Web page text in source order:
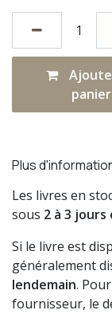
panier
Plus
Les livres en
sous 2 à 3 jours
Si le livre est
généralement
lendemain.
fournisseur, le